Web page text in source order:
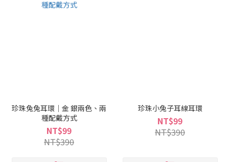
珍珠兔兔耳環｜金 銀兩色、兩
種配戴方式
NT$99
NT$390
珍珠小兔子耳線耳環
NT$99
NT$390